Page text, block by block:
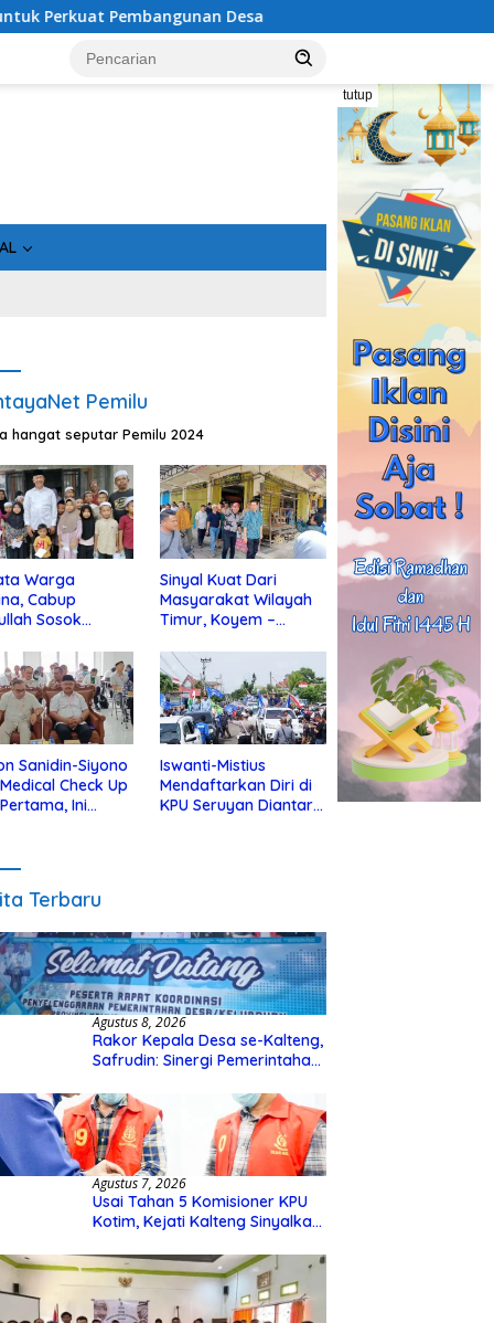
Desa Usai Tahan 5 Komisioner KPU
tutup
Pemilu
hangat seputar Pemilu 2024
Warga
Cabup
Sosok
Sinyal Kuat Dari
Masyarakat Wilayah
Timur, Koyem –
di Kotim
Sanidin-Siyono
Check Up
Ini
Iswanti-Mistius
Mendaftarkan Diri di
KPU Seruyan Diantar
Terbaru
Agustus 8, 2026
Rakor Kepala Desa se-Kalteng,
Safrudin: Sinergi Pemerintahan
Pembangunan Desa
Agustus 7, 2026
Usai Tahan 5 Komisioner KPU
Kotim, Kejati Kalteng Sinyalkan
Hibah Rp40 Miliar